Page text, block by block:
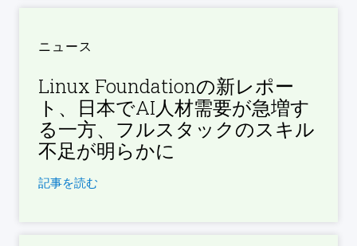
ニュース
Linux Foundationの新レポー
ト、日本でAI人材需要が急増す
る一方、フルスタックのスキル
不足が明らかに
記事を読む